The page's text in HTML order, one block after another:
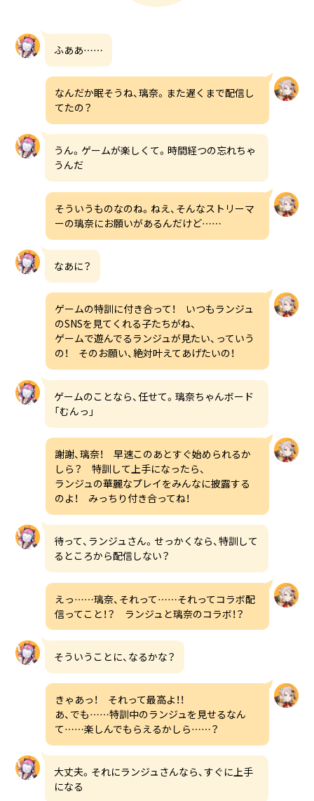
ふああ……
なんだか眠そうね、璃奈。また遅くまで配信し
てたの？
うん。ゲームが楽しくて。時間経つの忘れちゃ
うんだ
そういうものなのね。ねえ、そんなストリーマ
ーの璃奈にお願いがあるんだけど……
なあに？
ゲームの特訓に付き合って！ いつもランジュ
のSNSを見てくれる子たちがね、
ゲームで遊んでるランジュが見たい、っていう
の！ そのお願い、絶対叶えてあげたいの！
ゲームのことなら、任せて。璃奈ちゃんボード
「むんっ」
謝謝、璃奈！ 早速このあとすぐ始められるか
しら？ 特訓して上手になったら、
ランジュの華麗なプレイをみんなに披露する
のよ！ みっちり付き合ってね！
待って、ランジュさん。せっかくなら、特訓して
るところから配信しない？
えっ……璃奈、それって……それってコラボ配
信ってこと！？ ランジュと璃奈のコラボ！？
そういうことに、なるかな？
きゃあっ！ それって最高よ！！
あ、でも……特訓中のランジュを見せるなん
て……楽しんでもらえるかしら……？
大丈夫。それにランジュさんなら、すぐに上手
になる